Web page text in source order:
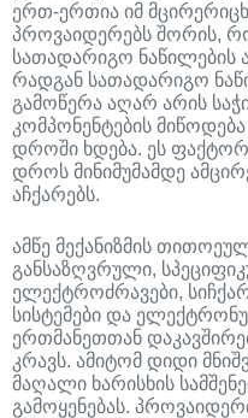
ერთ-ერთია იმ
პროვაიდერებს შორის,
სათადარიგო ნაწილების
რადგან სათადარიგო
გამოწერა აღარ არის
კომპონენტების
დროში ხდება. ეს
დროს მინიმუმამდე
აჩქარებს.
ამწე მექანიზმის
განსაზღვრული,
ელექტროძრავები,
სისტემები და
ერთმანეთთან
კრავს. ამიტომ დიდი
მაღალი ხარისხის
გამოყენებას.